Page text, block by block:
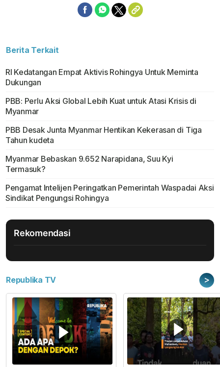
Berita Terkait
RI Kedatangan Empat Aktivis Rohingya Untuk Meminta
Dukungan
PBB: Perlu Aksi Global Lebih Kuat untuk Atasi Krisis di
Myanmar
PBB Desak Junta Myanmar Hentikan Kekerasan di Tiga
Tahun kudeta
Myanmar Bebaskan 9.652 Narapidana, Suu Kyi
Termasuk?
Pengamat Intelijen Peringatkan Pemerintah Waspadai Aksi
Sindikat Pengungsi Rohingya
Rekomendasi
Republika TV >